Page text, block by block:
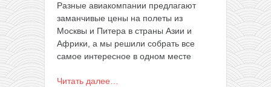
Разные авиакомпании предлагают
заманчивые цены на полеты из
Москвы и Питера в страны Азии и
Африки, а мы решили собрать все
самое интересное в одном месте
Читать далее…